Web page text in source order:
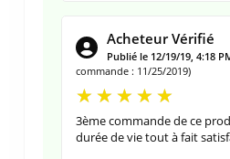
Acheteur Vérifié
Publié le 12/19/19, 4:18
commande : 11/25/2019)
3ème commande de ce
durée de vie tout à fait